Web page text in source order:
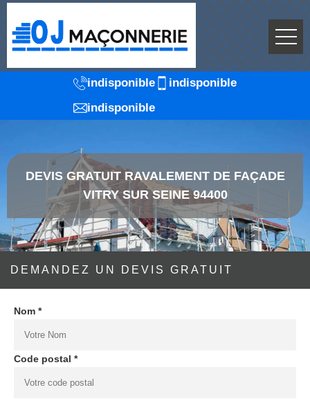
indisponible
indisponible
indisponible
DEVIS GRATUIT RAVALEMENT DE FAÇADE
VITRY SUR SEINE 94400
DEMANDEZ UN DEVIS GRATUIT
Nom *
Code postal *